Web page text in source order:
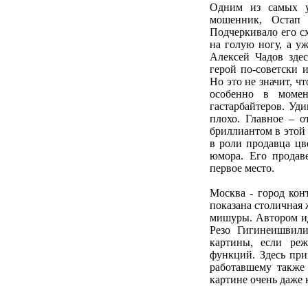
Одним из самых
мошенник, Остап
Подчеркивало его
на голую ногу, а
Алексей Чадов
герой по-советски
Но это не значит,
особенно в
гастарбайтеров.
плохо. Главное –
бриллиантом в этой
в роли продавца
юмора. Его
первое место.
Москва - город
показана
мишуры. Автором
Резо
картины, если
функций. Здесь
работавшему
картине очень